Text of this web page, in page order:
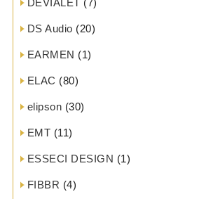
DEVIALET (7)
DS Audio (20)
EARMEN (1)
ELAC (80)
elipson (30)
EMT (11)
ESSECI DESIGN (1)
FIBBR (4)